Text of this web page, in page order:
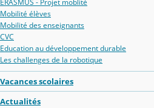
Mobilité élèves
Mobilité des enseignants
CVC
Education au développement durable
Les challenges de la robotique
Vacances scolaires
Actualités